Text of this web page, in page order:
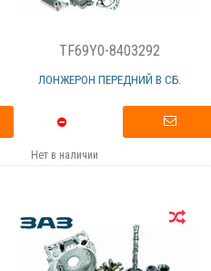
TF69Y0-8403292
ЛОНЖЕРОН ПЕРЕДНИЙ В СБ.
Нет в наличии